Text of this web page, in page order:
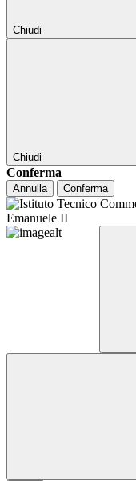
Chiudi
Chiudi
Conferma
Annulla Conferma